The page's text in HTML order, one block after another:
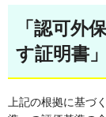
「認可外
す証明書
上記の根拠に基づ